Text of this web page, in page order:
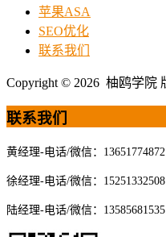
苹果ASA
SEO优化
联系我们
Copyright © 2026 柚鸥学院
联系我们
黄经理-电话/微信：13651774872
徐经理-电话/微信：15251332508
陆经理-电话/微信：13585681535